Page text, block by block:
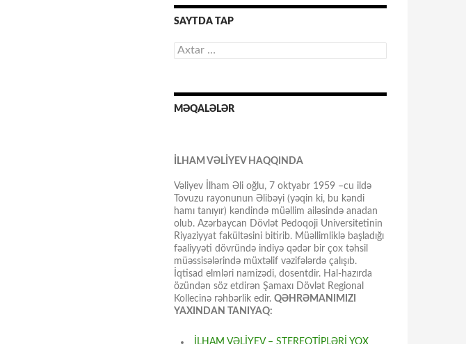
SAYTDA TAP
Axtarış:
MƏQALƏLƏR
İLHAM VƏLİYEV HAQQINDA
Vəliyev İlham Əli oğlu, 7 oktyabr 1959 –cu ildə
Tovuzu rayonunun Əlibəyi (yəqin ki, bu kəndi
hamı tanıyır) kəndində müəllim ailəsində anadan
olub. Azərbaycan Dövlət Pedoqoji Universitetinin
Riyaziyyat fakültəsini bitirib. Müəllimliklə başladığı
fəaliyyəti dövründə indiyə qədər bir çox təhsil
müəssisələrində müxtəlif vəzifələrdə çalışıb.
İqtisad elmləri namizədi, dosentdir. Hal-hazırda
özündən söz etdirən Şamaxı Dövlət Regional
Kollecinə rəhbərlik edir. QƏHRƏMANIMIZI
YAXINDAN TANIYAQ:
İLHAM VƏLİYEV – STEREOTİPLƏRİ YOX